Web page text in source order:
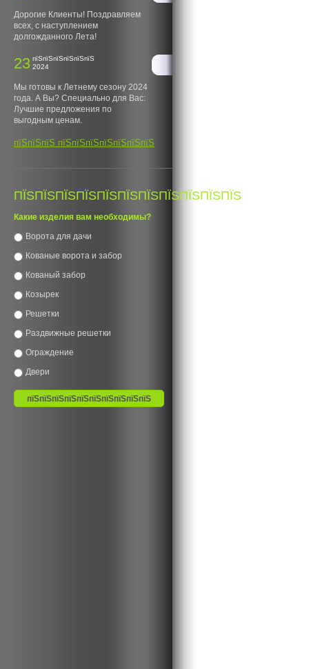
Дорогие Клиенты! Поздравляем
всех, с наступлением
долгожданного Лета!
23 пїЅпїЅпїЅпїЅпїЅпїЅ
2024
Мы готовы к Летнему сезону 2024
года. А Вы? Специально для Вас:
Лучшие предложения по
выгодным ценам.
пїЅпїЅпїЅ пїЅпїЅпїЅпїЅпїЅпїЅпїЅ
ПЇЅПЇЅПЇЅПЇЅПЇЅПЇЅПЇЅПЇЅПЇЅПЇЅПЇЅ
Какие изделия вам необходимы?
Ворота для дачи
Кованые ворота и забор
Кованый забор
Козырек
Решетки
Раздвижные решетки
Ограждение
Двери